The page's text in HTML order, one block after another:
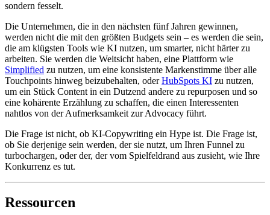
sondern fesselt.
Die Unternehmen, die in den nächsten fünf Jahren gewinnen,
werden nicht die mit den größten Budgets sein – es werden die sein,
die am klügsten Tools wie KI nutzen, um smarter, nicht härter zu
arbeiten. Sie werden die Weitsicht haben, eine Plattform wie
Simplified zu nutzen, um eine konsistente Markenstimme über alle
Touchpoints hinweg beizubehalten, oderHubSpots KI zu nutzen,
um ein Stück Content in ein Dutzend andere zu repurposen und so
eine kohärente Erzählung zu schaffen, die einen Interessenten
nahtlos von der Aufmerksamkeit zur Advocacy führt.
Die Frage ist nicht, ob KI-Copywriting ein Hype ist. Die Frage ist,
ob Sie derjenige sein werden, der sie nutzt, um Ihren Funnel zu
turbochargen, oder der, der vom Spielfeldrand aus zusieht, wie Ihre
Konkurrenz es tut.
Ressourcen